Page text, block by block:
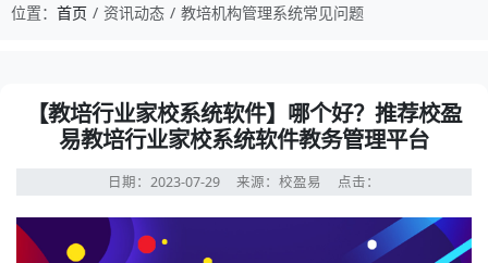
位置： 首页 资讯动态 教培机构管理系统常见问题
【教培行业家校系统软件】哪个好？推荐校盈
易教培行业家校系统软件教务管理平台
日期：2023-07-29 来源：校盈易 点击：